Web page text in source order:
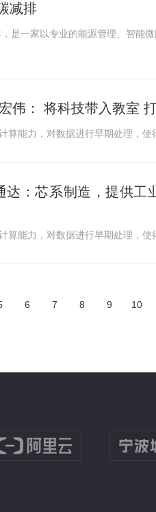
减排
是一家以专业的能源管理、智能
伟： 将科技带入教室
能力，对数据进行早期处理，使
：芯系制造，提供工
能力，对数据进行早期处理，使
6 7 8 9 10